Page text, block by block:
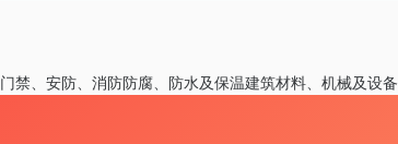
门禁、安防、消防防腐、防水及保温建筑材料、机械及设备